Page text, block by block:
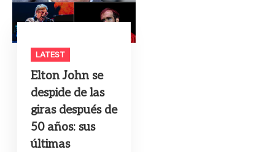
LATEST
Elton John se
despide de las
giras después de
50 años: sus
últimas